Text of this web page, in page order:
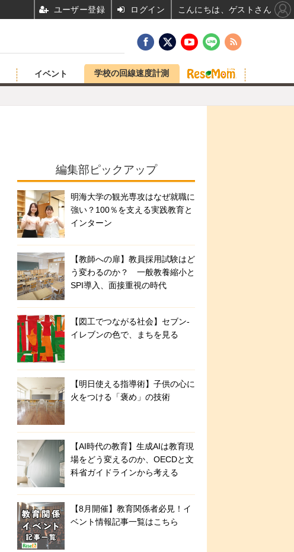
イベント 学校の回線速度計測
編集部ピックアップ
明海大学の観光専攻はなぜ就職に
強い？100％を支える実践教育と
インターン
【教師への扉】教員採用試験はど
う変わるのか？ 一般教養縮小と
SPI導入、面接重視の時代
【図工でつながる社会】セブン‐
イレブンの色で、まちを見る
【明日使える指導術】子供の心に
火をつける「褒め」の技術
【AI時代の教育】生成AIは教育現
場をどう変えるのか、OECDと文
科省ガイドラインから考える
【8月開催】教育関係者必見！イ
ベント情報記事一覧はこちら
ユーザー登録 ログイン こんにちは、ゲストさん